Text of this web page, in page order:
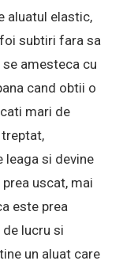
aluatul elastic,
subtiri fara sa
amesteca cu
cand obtii o
mari de
leaga si devine
uscat, mai
este prea
lucru si
un aluat care